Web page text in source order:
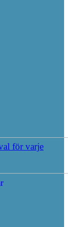
för varje